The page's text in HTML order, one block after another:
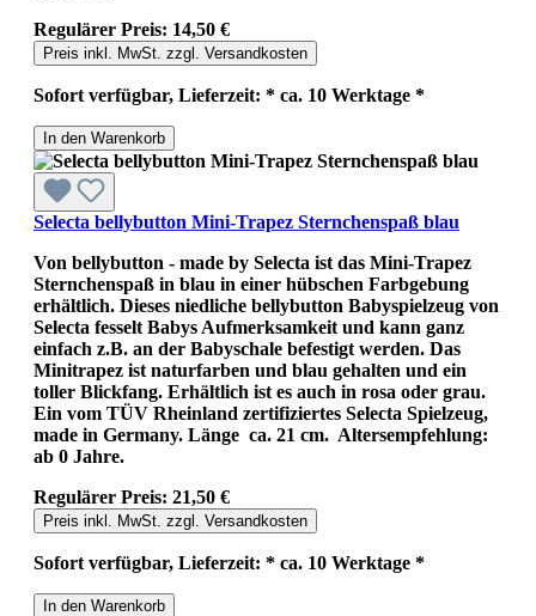
Regulärer Preis: 14,50 €
Preis inkl. MwSt. zzgl. Versandkosten
Sofort verfügbar, Lieferzeit: * ca. 10 Werktage *
In den Warenkorb
Selecta bellybutton Mini-Trapez Sternchenspaß blau
Von bellybutton - made by Selecta ist das Mini-Trapez
Sternchenspaß in blau in einer hübschen Farbgebung
erhältlich. Dieses niedliche bellybutton Babyspielzeug von
Selecta fesselt Babys Aufmerksamkeit und kann ganz
einfach z.B. an der Babyschale befestigt werden. Das
Minitrapez ist naturfarben und blau gehalten und ein
toller Blickfang. Erhältlich ist es auch in rosa oder grau.
Ein vom TÜV Rheinland zertifiziertes Selecta Spielzeug,
made in Germany. Länge ca. 21 cm. Altersempfehlung:
ab 0 Jahre.
Regulärer Preis: 21,50 €
Preis inkl. MwSt. zzgl. Versandkosten
Sofort verfügbar, Lieferzeit: * ca. 10 Werktage *
In den Warenkorb